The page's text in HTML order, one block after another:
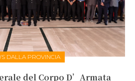
DALLA PROVINCIA
del Corpo D’Armata